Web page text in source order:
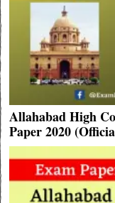
Allahabad High
Paper 2020